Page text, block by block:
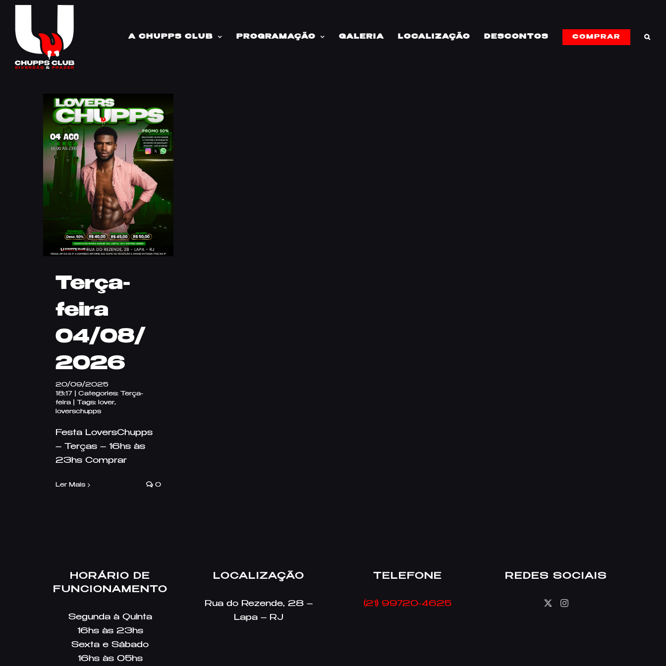
conteúdo
A CHUPPS CLUB PROGRAMAÇÃO GALERIA LOCALIZAÇÃO DESCONTOS COMPRAR
Terça-
feira
04/08/
2026
20/09/2025
18:17
Categories:
Terça-
feira
Tags: lover,
loverschupps
Festa LoversChupps
– Terças – 16hs às
23hs Comprar
Ler Mais 0
HORÁRIO DE
FUNCIONAMENTO
Segunda à Quinta
16hs às 23hs
Sexta e Sábado
16hs às 05hs
LOCALIZAÇÃO
Rua do Rezende, 28 –
Lapa – RJ
TELEFONE
(21) 99720-4625
REDES SOCIAIS